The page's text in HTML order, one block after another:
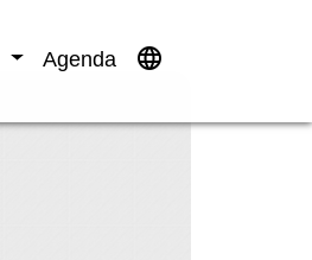
Agenda language